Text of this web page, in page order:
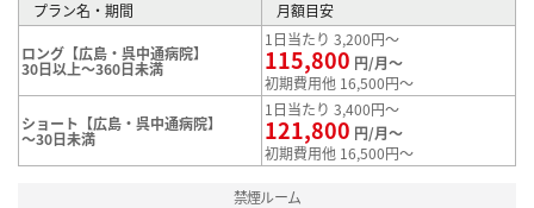
プラン名・期間 月額目安
ロング【広島・呉中通病院】
30日以上～360日未満
1日当たり 3,200円～
115,800 円/月～
初期費用他 16,500円～
ショート【広島・呉中通病院】
～30日未満
1日当たり 3,400円～
121,800 円/月～
初期費用他 16,500円～
禁煙ルーム